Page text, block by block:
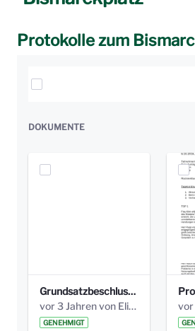
Protokolle zum
Elemente auswählen
DOKUMENTE
Grundsatzbeschluss Bismarckplatz_440_2021.pdf
vor 3 Jahren von Elisa Söll
GENEHMIGT